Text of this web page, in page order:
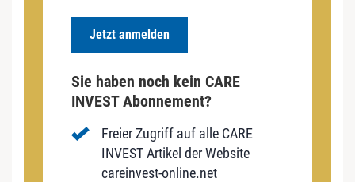
Jetzt anmelden
Sie haben noch kein CARE
INVEST Abonnement?
Freier Zugriff auf alle CARE
INVEST Artikel der Website
careinvest-online.net